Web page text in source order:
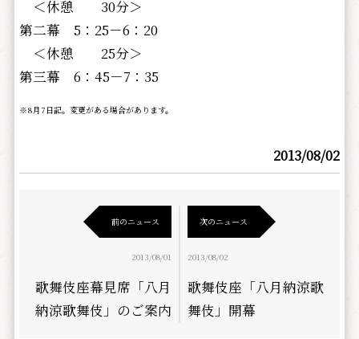
＜休憩 30分＞
第二幕 5：25－6：20
＜休憩 25分＞
第三幕 6：45－7：35
※8月7日記。変更がある場合があります。
2013/08/02
前のニュース
2013/08/01
歌舞伎座幕見席「八月
納涼歌舞伎」のご案内
次のニュース
2013/08/02
歌舞伎座「八月納涼歌
舞伎」開幕